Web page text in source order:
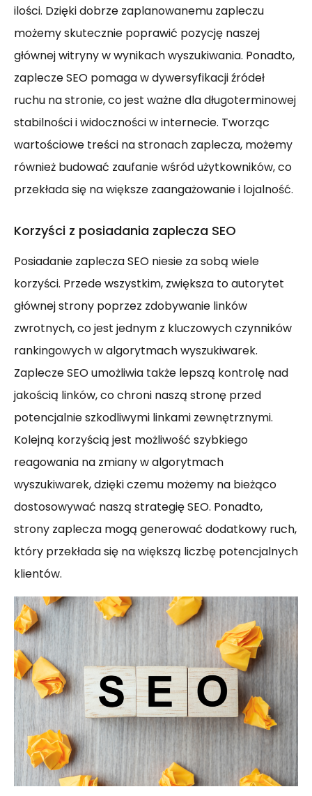
ilości. Dzięki dobrze zaplanowanemu zapleczu
możemy skutecznie poprawić pozycję naszej
głównej witryny w wynikach wyszukiwania. Ponadto,
zaplecze SEO pomaga w dywersyfikacji źródeł
ruchu na stronie, co jest ważne dla długoterminowej
stabilności i widoczności w internecie. Tworząc
wartościowe treści na stronach zaplecza, możemy
również budować zaufanie wśród użytkowników, co
przekłada się na większe zaangażowanie i lojalność.
Korzyści z posiadania zaplecza SEO
Posiadanie zaplecza SEO niesie za sobą wiele
korzyści. Przede wszystkim, zwiększa to autorytet
głównej strony poprzez zdobywanie linków
zwrotnych, co jest jednym z kluczowych czynników
rankingowych w algorytmach wyszukiwarek.
Zaplecze SEO umożliwia także lepszą kontrolę nad
jakością linków, co chroni naszą stronę przed
potencjalnie szkodliwymi linkami zewnętrznymi.
Kolejną korzyścią jest możliwość szybkiego
reagowania na zmiany w algorytmach
wyszukiwarek, dzięki czemu możemy na bieżąco
dostosowywać naszą strategię SEO. Ponadto,
strony zaplecza mogą generować dodatkowy ruch,
który przekłada się na większą liczbę potencjalnych
klientów.